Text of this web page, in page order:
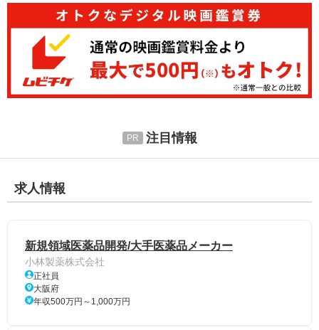
注目情報
求人情報
新規領域医薬品開発/大手医薬品メーカー
小林製薬株式会社
正社員
大阪府
年収500万円～1,000万円